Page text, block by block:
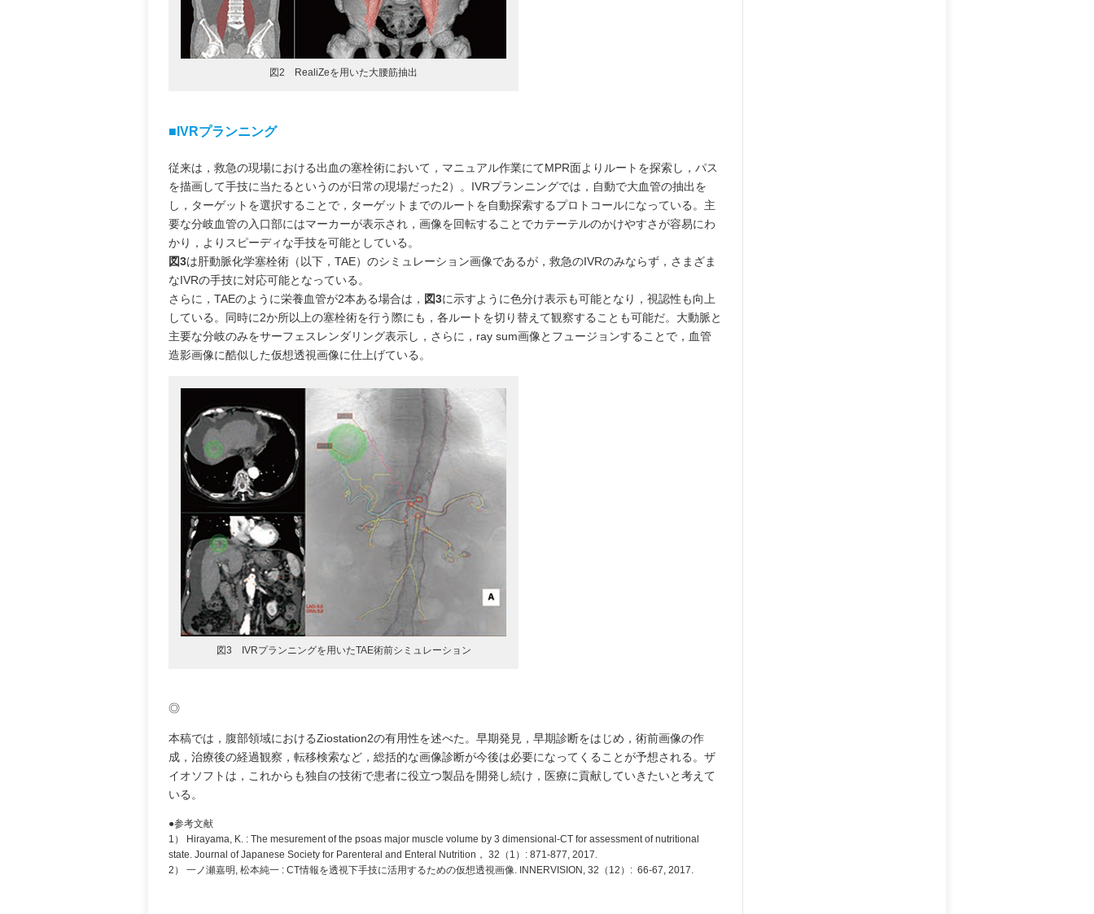
図2 RealiZeを用いた大腰筋抽出
■IVRプランニング
従来は，救急の現場における出血の塞栓術において，マニュアル作業にてMPR面よりルートを探索し，パス
を描画して手技に当たるというのが日常の現場だった2）。IVRプランニングでは，自動で大血管の抽出を
し，ターゲットを選択することで，ターゲットまでのルートを自動探索するプロトコールになっている。主
要な分岐血管の入口部にはマーカーが表示され，画像を回転することでカテーテルのかけやすさが容易にわ
かり，よりスピーディな手技を可能としている。
図3は肝動脈化学塞栓術（以下，TAE）のシミュレーション画像であるが，救急のIVRのみならず，さまざま
なIVRの手技に対応可能となっている。
さらに，TAEのように栄養血管が2本ある場合は， 図3に示すように色分け表示も可能となり，視認性も向上
している。同時に2か所以上の塞栓術を行う際にも，各ルートを切り替えて観察することも可能だ。大動脈と
主要な分岐のみをサーフェスレンダリング表示し，さらに，ray sum画像とフュージョンすることで，血管
造影画像に酷似した仮想透視画像に仕上げている。
図3 IVRプランニングを用いたTAE術前シミュレーション
◎
本稿では，腹部領域におけるZiostation2の有用性を述べた。早期発見，早期診断をはじめ，術前画像の作
成，治療後の経過観察，転移検索など，総括的な画像診断が今後は必要になってくることが予想される。ザ
イオソフトは，これからも独自の技術で患者に役立つ製品を開発し続け，医療に貢献していきたいと考えて
いる。
●参考文献
1） Hirayama, K. : The mesurement of the psoas major muscle volume by 3 dimensional-CT for assessment of nutritional
state. Journal of Japanese Society for Parenteral and Enteral Nutrition， 32（1）: 871-877, 2017.
2） 一ノ瀬嘉明, 松本純一 : CT情報を透視下手技に活用するための仮想透視画像. INNERVISION, 32（12）: 66-67, 2017.